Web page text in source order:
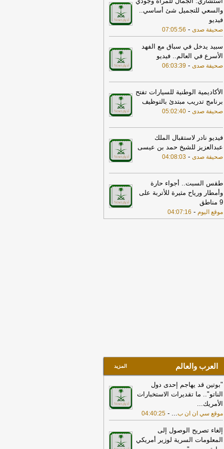
عاجلة لمتضرري حريق مأرب-
عاجل الإلكترونية
17:37
الخارجية الأميركية: على الأميركيين
الشرق الأوسط أن يعيدوا النظر في
إلى المنطقة-
LBCI
15:10
«الأرصاد»:الرياض والدمام الأعلى
بـ46 مئوية.. وأبها الأدنى
صحيفة
21:52
ضبط 23 كيلوجرامًا من الحشيش
والكوكايين.. مكافحة المخدرات تطيح بـ4
في 3 مناطق
-صحيفة عاجل الإلكترونية
17:30
أمين الجامعة العربية: نحذر من
بعض الأطراف من محاولات جبانة
رقعة الصراع-لبنانون 24
وزير الخزانة الأميركي: لن نسمح
اتخاذ التجارة العالمية رهينة أو
الشحن الدولي لتمويل الحرس
- لبنانون 24
18:00
إيران: لن نسمح لأي جهة تتلقى
من أموالنا المجمدة بالعبور عبر
والسعي للتجميل شئ أساسي..
فيديو
صحيفة صدى -
07:05:56
سبيد يدخل في سباق مع الفهد
الأسرع في العالم.. فيديو
صحيفة صدى -
06:03:39
الأكاديمية الوطنية للسيارات تفتح
برنامج تدريب مبتدئ بالتوظيف
صحيفة صدى -
05:02:40
فيديو نادر لاستقبال الملك
عبدالعزيز للشيخ حمد بن عيسى
صحيفة صدى -
04:08:03
طقس السبت.. أجواء حارة
وأمطار ورياح مثيرة للأتربة على
9 مناطق
موقع اليوم -
04:07:16
العرب والعالم المزيد
"بوتين قد يهاجم إحدى دول
الناتو".. ما تقديرات الاستخبارات
الأمريك...
موقع سي ان ان ب...
-
04:40:25
إلغاء تصريح الوصول إلى
المعلومات السرية لوزير أمريكي